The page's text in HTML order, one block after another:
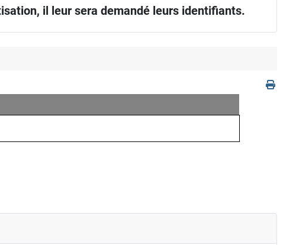
il leur sera demandé leurs identifiants.